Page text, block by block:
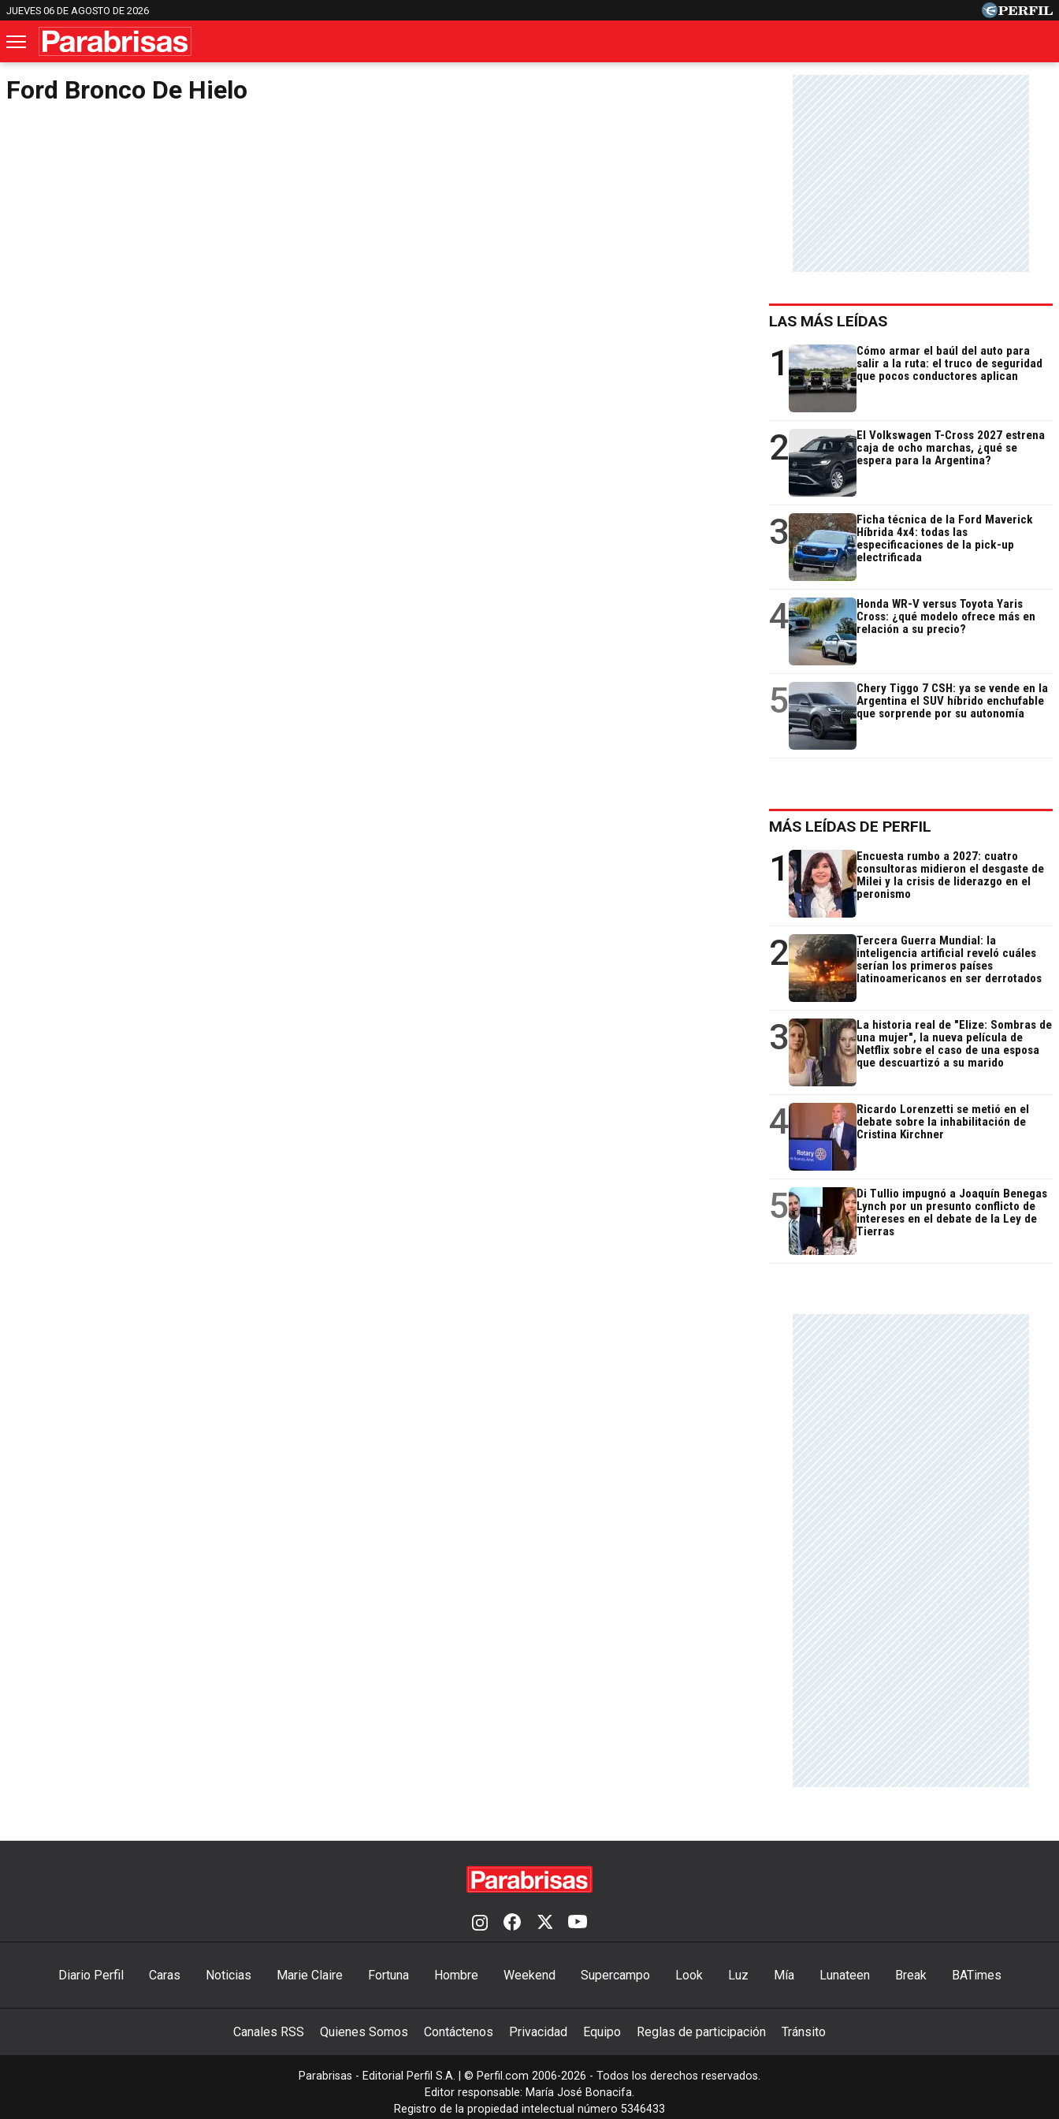
JUEVES 06 DE AGOSTO DE 2026
Ford Bronco De Hielo
LAS MÁS LEÍDAS
1
Cómo armar el baúl del auto para
salir a la ruta: el truco de seguridad
que pocos conductores aplican
2
El Volkswagen T-Cross 2027 estrena
caja de ocho marchas, ¿qué se
espera para la Argentina?
3
Ficha técnica de la Ford Maverick
Híbrida 4x4: todas las
especificaciones de la pick-up
electrificada
4
Honda WR-V versus Toyota Yaris
Cross: ¿qué modelo ofrece más en
relación a su precio?
5
Chery Tiggo 7 CSH: ya se vende en la
Argentina el SUV híbrido enchufable
que sorprende por su autonomía
MÁS LEÍDAS DE PERFIL
1
Encuesta rumbo a 2027: cuatro
consultoras midieron el desgaste de
Milei y la crisis de liderazgo en el
peronismo
2
Tercera Guerra Mundial: la
inteligencia artificial reveló cuáles
serían los primeros países
latinoamericanos en ser derrotados
3
La historia real de "Elize: Sombras de
una mujer", la nueva película de
Netflix sobre el caso de una esposa
que descuartizó a su marido
4
Ricardo Lorenzetti se metió en el
debate sobre la inhabilitación de
Cristina Kirchner
5
Di Tullio impugnó a Joaquín Benegas
Lynch por un presunto conflicto de
intereses en el debate de la Ley de
Tierras
Diario Perfil Caras Noticias Marie Claire Fortuna Hombre Weekend Supercampo Look Luz Mía Lunateen Break BATimes
Canales RSS Quienes Somos Contáctenos Privacidad Equipo Reglas de participación Tránsito
Parabrisas - Editorial Perfil S.A. | © Perfil.com 2006-2026 - Todos los derechos reservados.
Editor responsable: María José Bonacifa.
Registro de la propiedad intelectual número 5346433